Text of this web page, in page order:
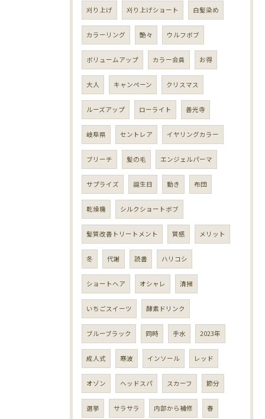
刈り上げ 刈り上げショート 白髪染め
カラーリング 艶々 ウルフボブ
ボリュームアップ カラー会員 お得
大人 キャンペーン クリスマス
ルーズアップ ローライト 善光寺
岐阜県 セントレア イヤリングカラー
ブリーチ 髪の毛 エンジェルパーマ
サプライズ 誕生日 動き 布団
乾燥機 シルクショートボブ
髪質改善トリートメント 質感 メリット
冬 代謝 読書 ハリコシ
ショートヘア オシャレ 清掃
いちごスイーツ 酵素ドリンク
ブルーブラック 同時 手水 2023年
成人式 寒波 インソール レッド
オゾン ヘッドスパ スカーフ 節分
選挙 サラサラ 内部から補修 春